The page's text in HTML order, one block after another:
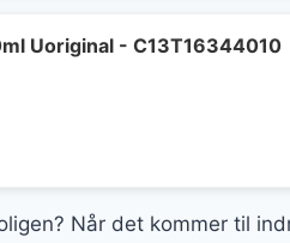
Uoriginal - C13T16344010
Når det kommer til